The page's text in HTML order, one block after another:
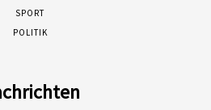
SPORT
POLITIK